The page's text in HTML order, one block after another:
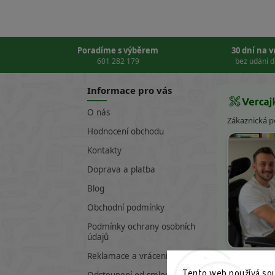
Poradíme s výběrem
601 282 179
30 dní na
bez udání
Informace pro vás
O nás
Hodnocení obchodu
Kontakty
Doprava a platba
Blog
Obchodní podmínky
Podmínky ochrany osobních
údajů
Reklamace a vrácení zboží
Zákaznická
601 282